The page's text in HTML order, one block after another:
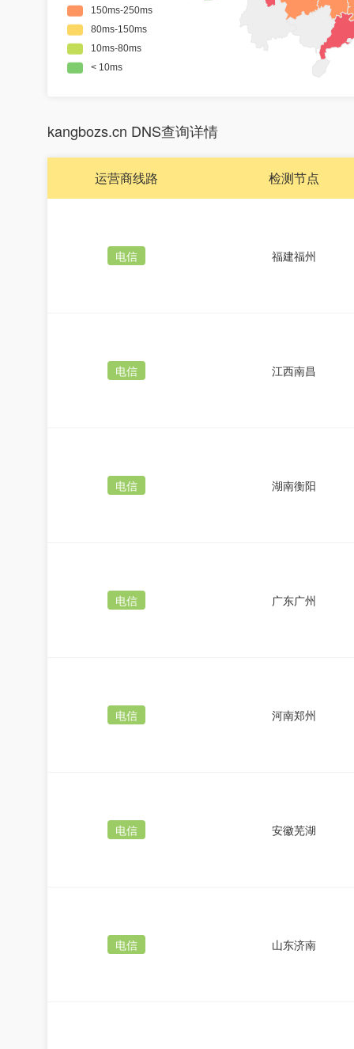
kangbozs.cn DNS查询详情
运营商线路 检测节点
电信 福建福州
电信 江西南昌
电信 湖南衡阳
电信 广东广州
电信 河南郑州
电信 安徽芜湖
电信 山东济南